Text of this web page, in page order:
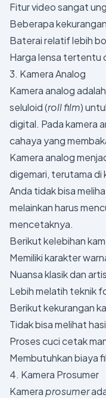
Fitur video sangat
Beberapa
Baterai relatif lebih
Harga lensa tertentu
3. Kamera Analog
Kamera analog
seluloid (roll film)
digital. Pada kamera
cahaya yang
Kamera analog
digemari, terutama
Anda tidak bisa
melainkan harus
mencetaknya.
Berikut kelebihan
Memiliki karakter
Nuansa klasik dan
Lebih melatih teknik
Berikut kekurangan
Tidak bisa melihat
Proses cuci cetak
Membutuhkan biaya
4. Kamera Prosumer
Kameraprosumer